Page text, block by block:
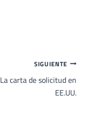
SIGUIENTE
La carta de solicitud en
EE.UU.